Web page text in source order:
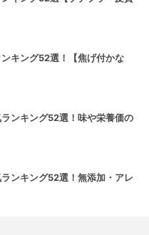
キング52選！【焦げ付かな
ンキング52選！味や栄養価の
ンキング52選！無添加・アレ